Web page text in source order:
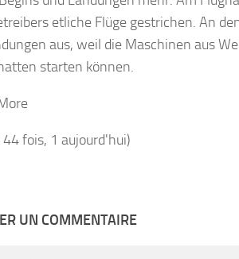
etliche Flüge gestrichen. An
aus, weil die Maschinen aus
starten können.
44 fois, 1 aujourd'hui)
UN COMMENTAIRE